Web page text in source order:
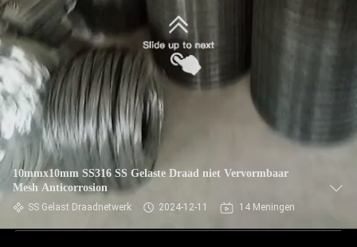
10mmx10mm SS316 SS Gelaste Draad niet Vervormbaar
Mesh Anticorrosion
SS Gelast Draadnetwerk 2024-12-11 14 Meningen